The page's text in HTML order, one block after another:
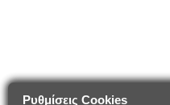
Ρυθμίσεις Cookies